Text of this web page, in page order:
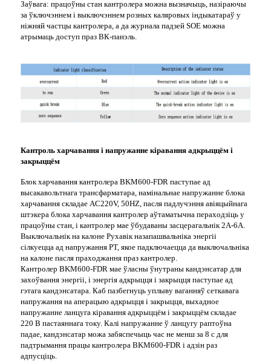
Заўвага: працоўны стан кантролера можна вызначыць, назіраючы
за ўключэннем і выключэннем розных каляровых індыкатараў у
ніжняй частцы кантролера, а да журнала падзей SOE можна
атрымаць доступ праз ВК-панэль.
Кантроль харчавання і напружанне кіравання адкрыццём і
закрыццём
Блок харчавання кантролера BKM600-FDR паступае ад
высакавольтнага трансфарматара, намінальнае напружанне блока
харчавання складае AC220V, 50HZ, пасля падлучэння авіяцыйнага
штэкера блока харчавання кантролер аўтаматычна пераходзіць у
працоўны стан, і кантролер мае ўбудаваны засцерагальнік 2A-6A.
Выключальнік на калоне Рухавік назапашвальніка энергіі
сілкуецца ад напружання PT, якое падключаецца да выключальніка
на калоне пасля праходжання праз кантролер.
Кантролер BKM600-FDR мае ўласны ўнутраны кандэнсатар для
захоўвання энергіі, і энергія адкрыцця і закрыцця паступае ад
гэтага кандэнсатара. Каб пазбегнуць уплыву ваганняў сеткавага
напружання на аперацыю адкрыцця і закрыцця, выхадное
напружанне ланцуга кіравання адкрыццём і закрыццём складае
220 В пастаяннага току. Калі напружанне ў ланцугу раптоўна
падае, кандэнсатар можа забяспечыць час не менш за 8 с для
падтрымання працы кантролера BKM600-FDR і адзін раз
адпусціць.